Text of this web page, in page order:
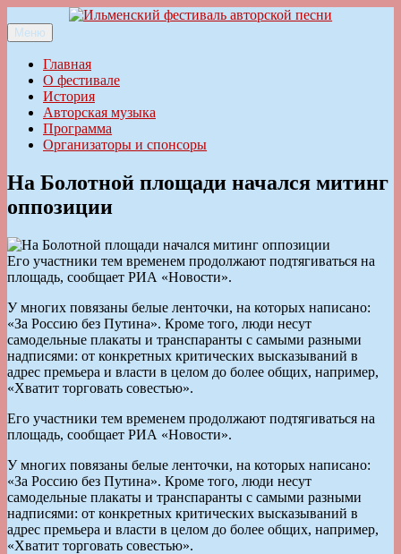
к
содержимому
Ильменский фестиваль авторской песни
Меню
Главная
О фестивале
История
Авторская музыка
Программа
Организаторы и спонсоры
На Болотной площади начался митинг
оппозиции
Его участники тем временем продолжают подтягиваться на
площадь, сообщает РИА «Новости».
У многих повязаны белые ленточки, на которых написано:
«За Россию без Путина». Кроме того, люди несут
самодельные плакаты и транспаранты с самыми разными
надписями: от конкретных критических высказываний в
адрес премьера и власти в целом до более общих, например,
«Хватит торговать совестью».
Его участники тем временем продолжают подтягиваться на
площадь, сообщает РИА «Новости».
У многих повязаны белые ленточки, на которых написано:
«За Россию без Путина». Кроме того, люди несут
самодельные плакаты и транспаранты с самыми разными
надписями: от конкретных критических высказываний в
адрес премьера и власти в целом до более общих, например,
«Хватит торговать совестью».